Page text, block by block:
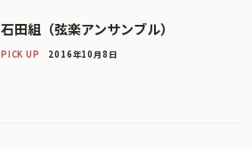
石田組（弦楽アンサンブル）
PICK UP 2016年10月8日